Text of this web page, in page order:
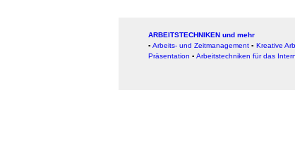
ARBEITSTECHNIKEN und mehr
▪ Arbeits- und Zeitmanagement ▪ Kreative
Präsentation ▪ Arbeitstechniken für das